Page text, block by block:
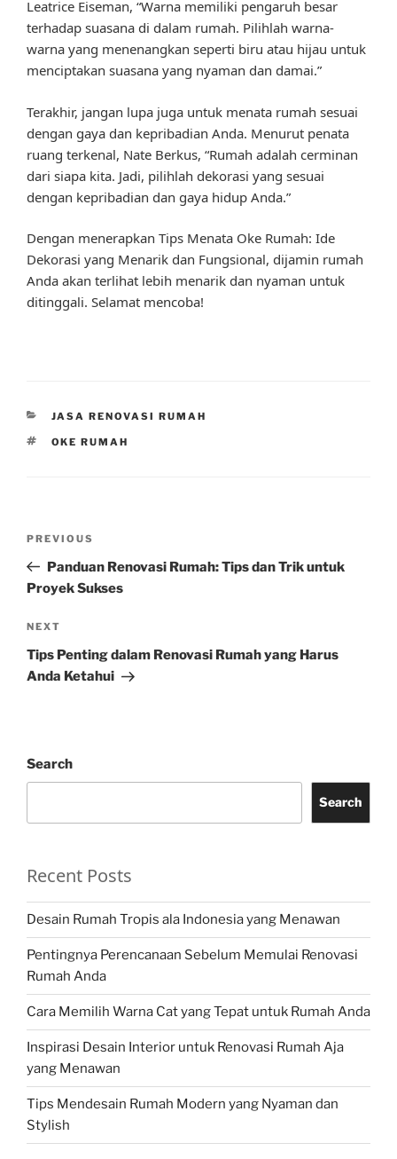
Leatrice Eiseman, “Warna memiliki pengaruh besar
terhadap suasana di dalam rumah. Pilihlah warna-
warna yang menenangkan seperti biru atau hijau untuk
menciptakan suasana yang nyaman dan damai.”
Terakhir, jangan lupa juga untuk menata rumah sesuai
dengan gaya dan kepribadian Anda. Menurut penata
ruang terkenal, Nate Berkus, “Rumah adalah cerminan
dari siapa kita. Jadi, pilihlah dekorasi yang sesuai
dengan kepribadian dan gaya hidup Anda.”
Dengan menerapkan Tips Menata Oke Rumah: Ide
Dekorasi yang Menarik dan Fungsional, dijamin rumah
Anda akan terlihat lebih menarik dan nyaman untuk
ditinggali. Selamat mencoba!
CATEGORIES
JASA RENOVASI RUMAH
TAGS
OKE RUMAH
Previous
Post
PREVIOUS
Panduan Renovasi Rumah: Tips dan Trik untuk
Proyek Sukses
Next
Post
NEXT
Tips Penting dalam Renovasi Rumah yang Harus
Anda Ketahui
Search
Search
Recent Posts
Desain Rumah Tropis ala Indonesia yang Menawan
Pentingnya Perencanaan Sebelum Memulai Renovasi
Rumah Anda
Cara Memilih Warna Cat yang Tepat untuk Rumah Anda
Inspirasi Desain Interior untuk Renovasi Rumah Aja
yang Menawan
Tips Mendesain Rumah Modern yang Nyaman dan
Stylish